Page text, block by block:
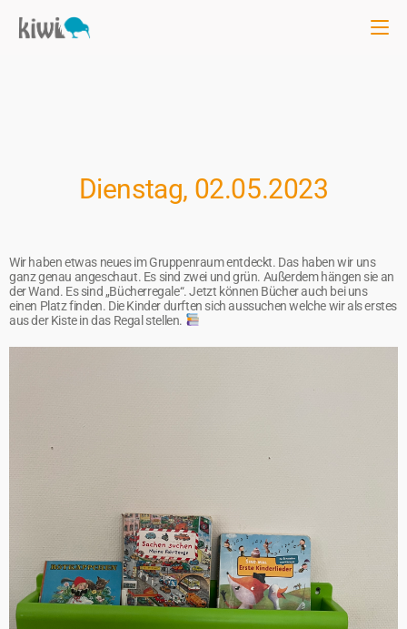
Dienstag, 02.05.2023
Wir haben etwas neues im Gruppenraum entdeckt. Das haben wir uns
ganz genau angeschaut. Es sind zwei und grün. Außerdem hängen sie an
der Wand. Es sind „Bücherregale“. Jetzt können Bücher auch bei uns
einen Platz finden. Die Kinder durften sich aussuchen welche wir als erstes
aus der Kiste in das Regal stellen.